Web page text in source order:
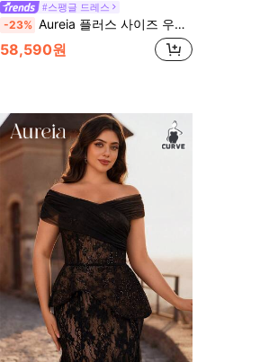
#스팽글 드레스
-23% Aureia 플러스 사이즈 우아한 로맨틱 럭셔리 와인 레드 스팽글 패치워크 쉬폰 플레어 슬리브 보우 타이 A라인 헴 드레스, 이브닝 파티, 싱글 파티, 데이트, 무도회, 휴가, 웨딩 이벤트에 적합
58,590원